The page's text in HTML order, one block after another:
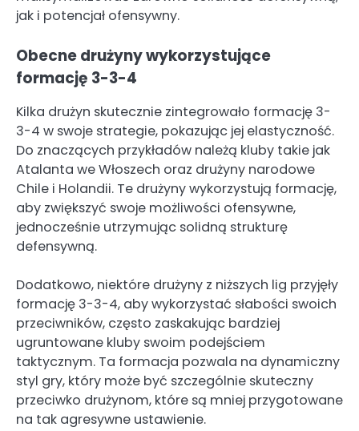
jak i potencjał ofensywny.
Obecne drużyny wykorzystujące
formację 3-3-4
Kilka drużyn skutecznie zintegrowało formację 3-
3-4 w swoje strategie, pokazując jej elastyczność.
Do znaczących przykładów należą kluby takie jak
Atalanta we Włoszech oraz drużyny narodowe
Chile i Holandii. Te drużyny wykorzystują formację,
aby zwiększyć swoje możliwości ofensywne,
jednocześnie utrzymując solidną strukturę
defensywną.
Dodatkowo, niektóre drużyny z niższych lig przyjęły
formację 3-3-4, aby wykorzystać słabości swoich
przeciwników, często zaskakując bardziej
ugruntowane kluby swoim podejściem
taktycznym. Ta formacja pozwala na dynamiczny
styl gry, który może być szczególnie skuteczny
przeciwko drużynom, które są mniej przygotowane
na tak agresywne ustawienie.